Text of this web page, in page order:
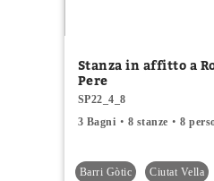
Stanza in affitto a
Pere
SP22_4_8
3 Bagni
8 stanze 8
Barri Gòtic Ciutat Vella